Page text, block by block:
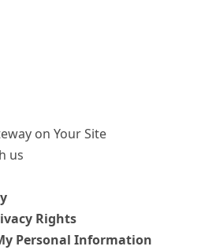
on Your Site
us
Rights
Personal Information